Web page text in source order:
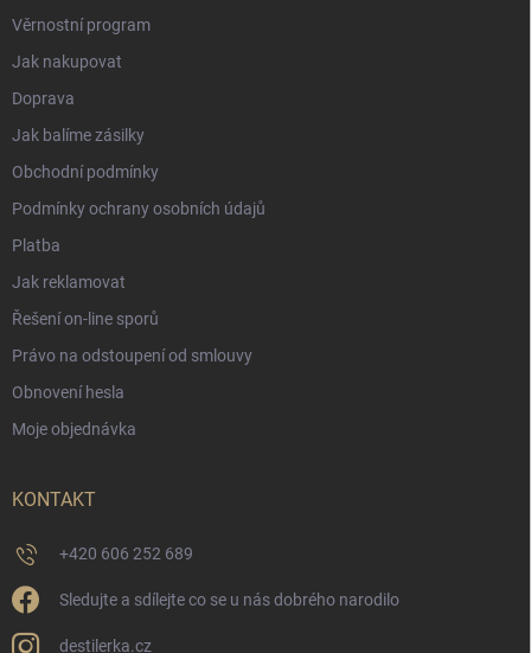
Věrnostní program
Jak nakupovat
Doprava
Jak balíme zásilky
Obchodní podmínky
Podmínky ochrany osobních údajů
Platba
Jak reklamovat
Řešení on-line sporů
Právo na odstoupení od smlouvy
Obnovení hesla
Moje objednávka
KONTAKT
+420 606 252 689
Sledujte a sdílejte co se u nás dobrého narodilo
destilerka.cz